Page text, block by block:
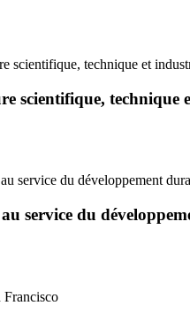
scientifique, technique et
scientifique, technique
service du développement
service du
Francisco